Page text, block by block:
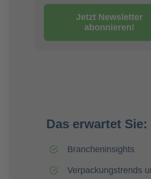
Jetzt Newsletter
abonnieren!
Das erwartet Sie:
Brancheninsights
Verpackungstrends